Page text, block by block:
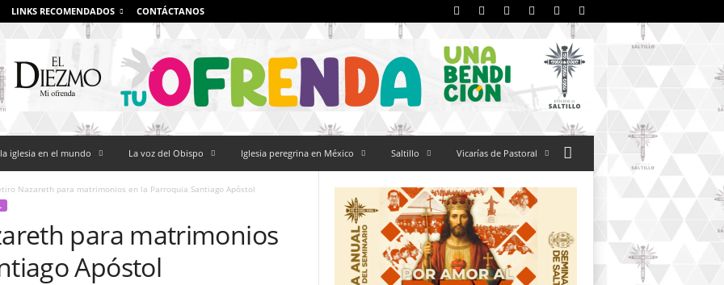
LINKS RECOMENDADOS CONTÁCTANOS
iglesia en el mundo La voz del Obispo Iglesia peregrina en México Saltillo Vicarías de Pastoral
Nazareth para matrimonios en la Parroquia Santiago Apóstol
para matrimonios
Apóstol